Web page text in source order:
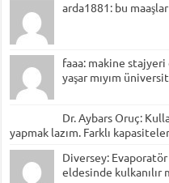
arda1881: bu
faaa: makine
yaşar mıyım
Dr. Aybars Oruç:
yapmak lazım. Farklı
Diversey:
eldesinde kulkanılır